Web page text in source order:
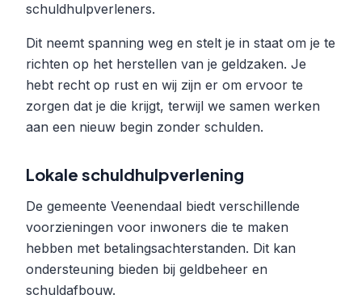
schuldhulpverleners.
Dit neemt spanning weg en stelt je in staat om je te
richten op het herstellen van je geldzaken. Je
hebt recht op rust en wij zijn er om ervoor te
zorgen dat je die krijgt, terwijl we samen werken
aan een nieuw begin zonder schulden.
Lokale schuldhulpverlening
De gemeente Veenendaal biedt verschillende
voorzieningen voor inwoners die te maken
hebben met betalingsachterstanden. Dit kan
ondersteuning bieden bij geldbeheer en
schuldafbouw.